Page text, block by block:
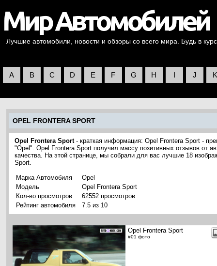
Лучшие автомобили, новости и обзоры со всего мира. Будь в
A B C D E F G H I J K
OPEL FRONTERA SPORT
Opel Frontera Sport- краткая информация: Opel Frontera Sport -
"Opel". Opel Frontera Sport получил массу позитивных отзывов от
качества. На этой странице, мы собрали для вас лучшие 18
Sport.
Марка Автомобиля
Opel
Модель
Opel Frontera Sport
Кол-во просмотров
62552 просмотров
Рейтинг автомобиля
7.5 из 10
Opel Frontera Sport
#01 фото